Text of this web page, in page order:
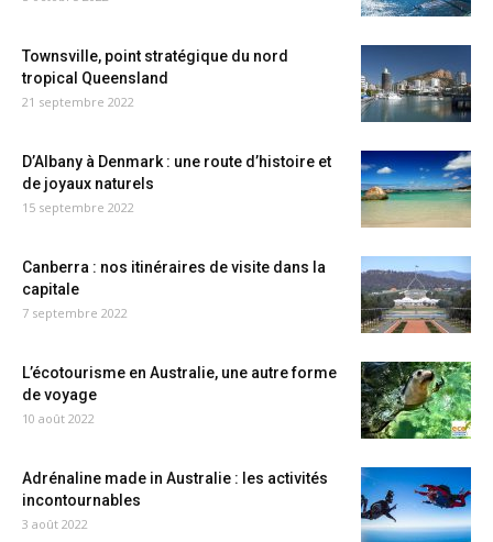
Townsville, point stratégique du nord
tropical Queensland
21 septembre 2022
D’Albany à Denmark : une route d’histoire et
de joyaux naturels
15 septembre 2022
Canberra : nos itinéraires de visite dans la
capitale
7 septembre 2022
L’écotourisme en Australie, une autre forme
de voyage
10 août 2022
Adrénaline made in Australie : les activités
incontournables
3 août 2022